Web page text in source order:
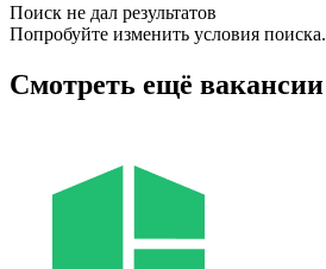
Поиск не дал результатов
Попробуйте изменить условия поиска.
Смотреть ещё вакансии